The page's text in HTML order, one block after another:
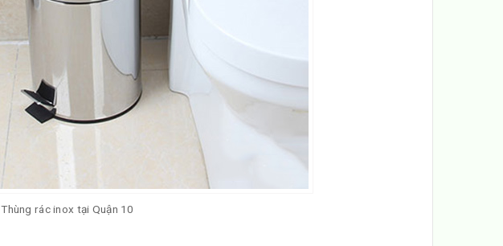
Thùng rác inox tại Quận 10